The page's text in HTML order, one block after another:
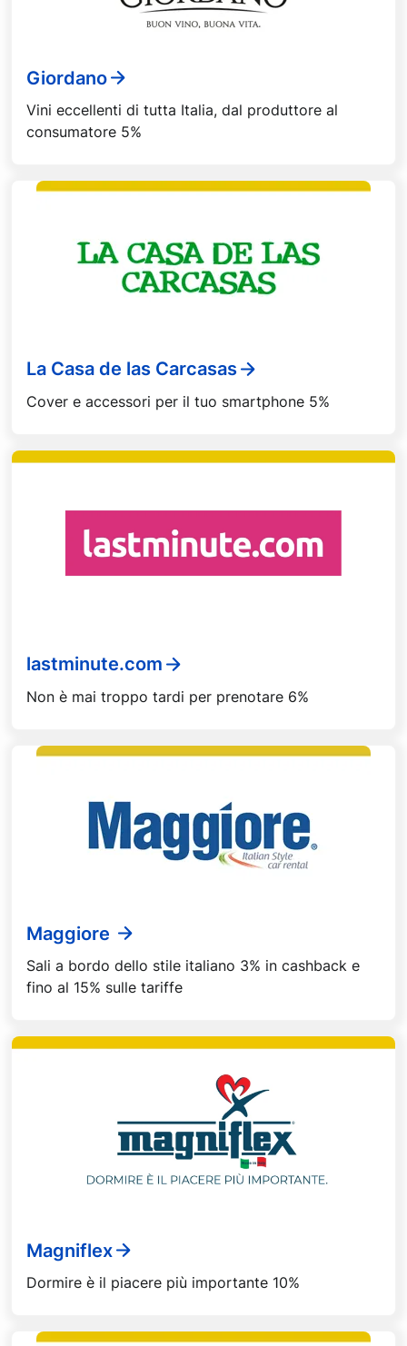
Giordano
Vini eccellenti di tutta Italia, dal produttore al
consumatore 5%
La Casa de las Carcasas
Cover e accessori per il tuo smartphone 5%
lastminute.com
Non è mai troppo tardi per prenotare 6%
Maggiore
Sali a bordo dello stile italiano 3% in cashback e
fino al 15% sulle tariffe
Magniflex
Dormire è il piacere più importante 10%